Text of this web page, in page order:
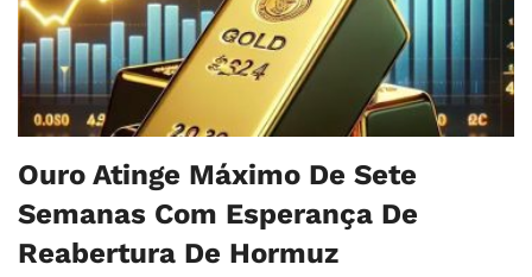
Ouro Atinge Máximo De Sete
Semanas Com Esperança De
Reabertura De Hormuz